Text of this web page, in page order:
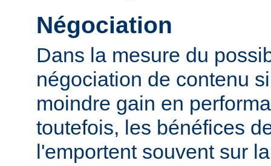
Négociation
Dans la mesure du
négociation de contenu
moindre gain en
toutefois, les bénéfices
l'emportent souvent sur